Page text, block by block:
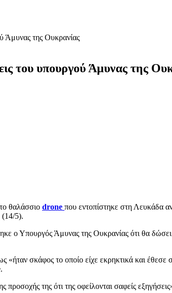
Άμυνας της Ουκρανίας
του υπουργού Άμυνας της
θαλάσσιο drone που εντοπίστηκε στη Λευκάδα
(14/5).
ο Υπουργός Άμυνας της Ουκρανίας ότι θα
σκάφος το οποίο είχε εκρηκτικά και
της ότι της οφείλονται σαφείς